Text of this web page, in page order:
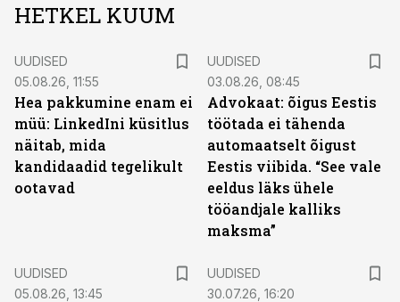
HETKEL KUUM
UUDISED
05.08.26, 11:55
Hea pakkumine enam ei
müü: LinkedIni küsitlus
näitab, mida
kandidaadid tegelikult
ootavad
UUDISED
03.08.26, 08:45
Advokaat: õigus Eestis
töötada ei tähenda
automaatselt õigust
Eestis viibida. “See vale
eeldus läks ühele
tööandjale kalliks
maksma”
UUDISED
05.08.26, 13:45
UUDISED
30.07.26, 16:20